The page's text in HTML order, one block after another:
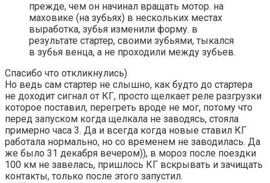
прежде, чем он начинал вращать мотор. на
маховике (на зубьях) в нескольких местах
выработка, зубья изменили форму. в
результате стартер, своими зубьями, тыкался
в зубья венца, а не проходили между зубьев.
Спасибо что откликнулись)
Но ведь сам стартер не слышно, как будто до стартера
не доходит сигнал от КГ, просто щелкает реле разгрузки
которое поставил, перегреть вроде не мог, потому что
перед запуском когда щелкала не заводясь, стояла
примерно часа 3. Да и всегда когда новые ставил КГ
работала нормально, но со временем не заводилась. Да
же было 31 декабря вечером)), в мороз после поездки
100 км не завелась, пришлось КГ вскрывать и зачищать
контакты, только после этого запустил.